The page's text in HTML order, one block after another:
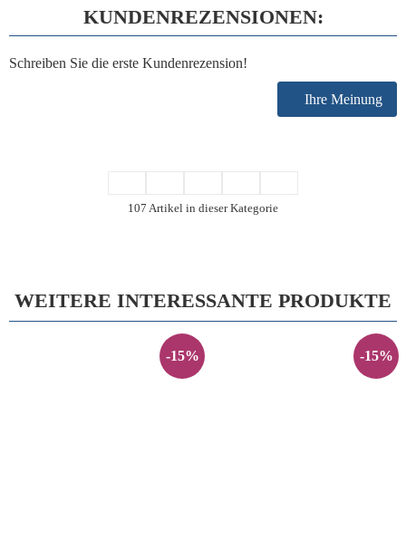
KUNDENREZENSIONEN:
Schreiben Sie die erste Kundenrezension!
Ihre Meinung
107 Artikel in dieser Kategorie
WEITERE INTERESSANTE PRODUKTE
-15% -15%